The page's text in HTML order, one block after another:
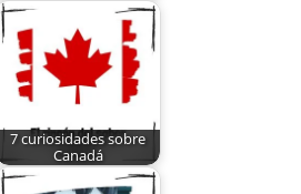
7 curiosidades sobre
Canadá